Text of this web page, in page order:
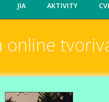
JIA AKTIVITY
online